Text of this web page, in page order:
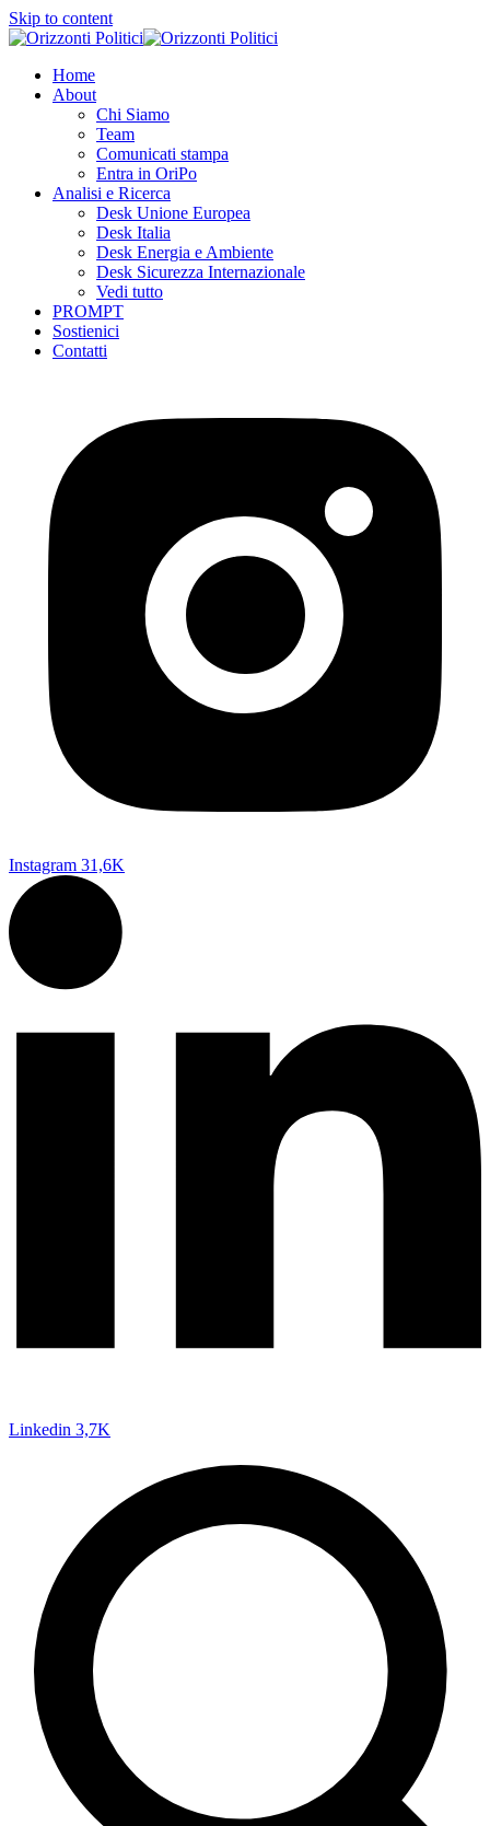
Skip to content
Home
About
Chi Siamo
Team
Comunicati stampa
Entra in OriPo
Analisi e Ricerca
Desk Unione Europea
Desk Italia
Desk Energia e Ambiente
Desk Sicurezza Internazionale
Vedi tutto
PROMPT
Sostienici
Contatti
Instagram 31,6K
Linkedin 3,7K